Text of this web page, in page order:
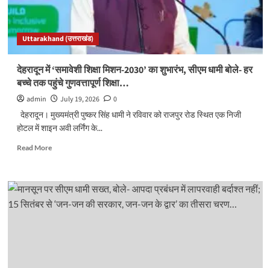
सीएम
200
अतिरिक्त
बिजली
मांगी…
Uttarakhand (उत्तराखंड)
देहरादून में ‘समावेशी शिक्षा मिशन-2030’ का शुभारंभ, सीएम धामी बोले- हर
बच्चे तक पहुंचे गुणवत्तापूर्ण शिक्षा…
admin July 19, 2026
0
देहरादून। मुख्यमंत्री पुष्कर सिंह धामी ने रविवार को राजपुर रोड स्थित एक निजी
होटल में शाइन अवी लर्निंग के...
Read MoreRead
देहरादून
में
‘समावेशी